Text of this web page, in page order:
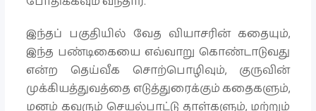
இந்தப் பகுதியில் வேத வியாசரின் கதையும்,
இந்த பண்டிகையை எவ்வாறு கொண்டாடுவது
என்ற தெய்வீக சொற்பொழிவும், குருவின்
முக்கியத்துவத்தை எடுத்துரைக்கும் கதைகளும்,
மனம் கவரும் செயல்பாட்டு தாள்களும், மற்றும்